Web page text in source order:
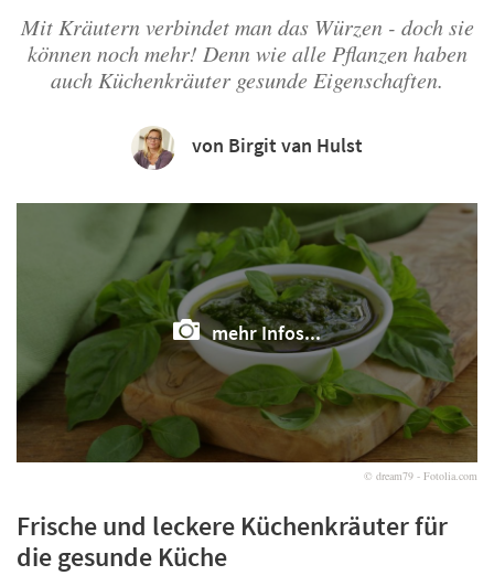
Mit Kräutern verbindet man das Würzen - doch sie
können noch mehr! Denn wie alle Pflanzen haben
auch Küchenkräuter gesunde Eigenschaften.
von Birgit van Hulst
© dream79 - Fotolia.com
mehr Infos...
Frische und leckere Küchenkräuter für
die gesunde Küche